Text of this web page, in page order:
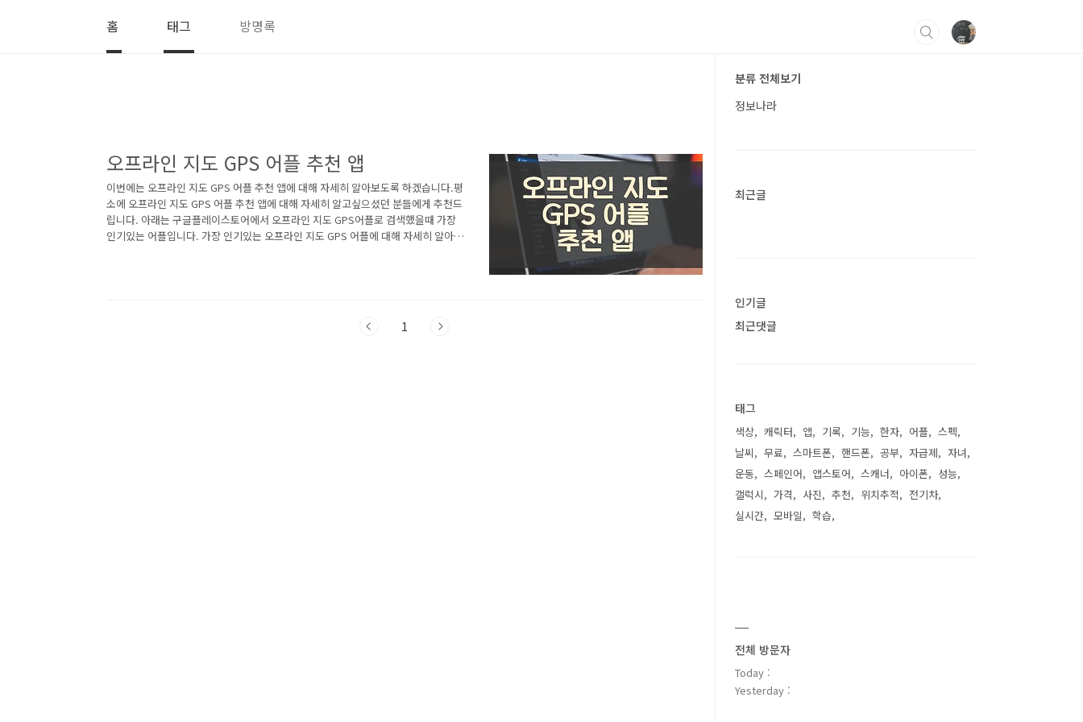
홈 태그 방명록
오프라인 지도 GPS 어플 추천 앱
이번에는 오프라인 지도 GPS 어플 추천 앱에 대해 자세히 알아보도록 하겠습니다.평
소에 오프라인 지도 GPS 어플 추천 앱에 대해 자세히 알고싶으셨던 분들에게 추천드
립니다. 아래는 구글플레이스토어에서 오프라인 지도 GPS어플로 검색했을때 가장
인기있는 어플입니다. 가장 인기있는 오프라인 지도 GPS 어플에 대해 자세히 알아보
1
분류 전체보기
정보나라
최근글
인기글
최근댓글
태그
색상 캐릭터 앱 기록 기능 한자 어플
스펙
날씨
무료 스마트폰 핸드폰 공부 자급제
자녀
운동
스페인어 앱스토어 스캐너 아이폰
성능
갤럭시
가격 사진 추천 위치추적
전기차
실시간
모바일 학습
전체 방문자
Today :
Yesterday :